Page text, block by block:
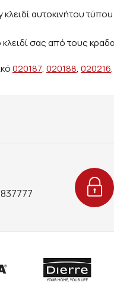
αυτοκινήτου
σας από τους
020187, 020188, 020216,